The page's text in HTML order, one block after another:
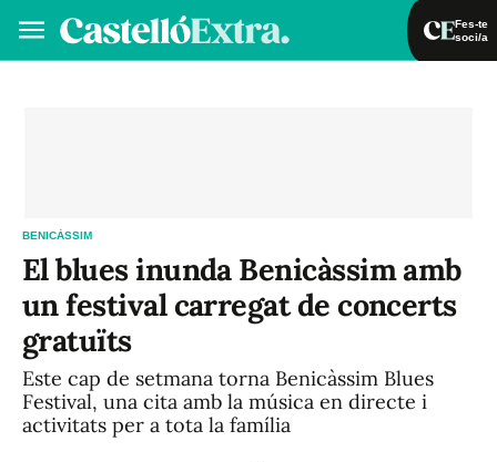
Fes-te
soci/a
BENICÀSSIM
El blues inunda Benicàssim amb
un festival carregat de concerts
gratuïts
Este cap de setmana torna Benicàssim Blues
Festival, una cita amb la música en directe i
activitats per a tota la família